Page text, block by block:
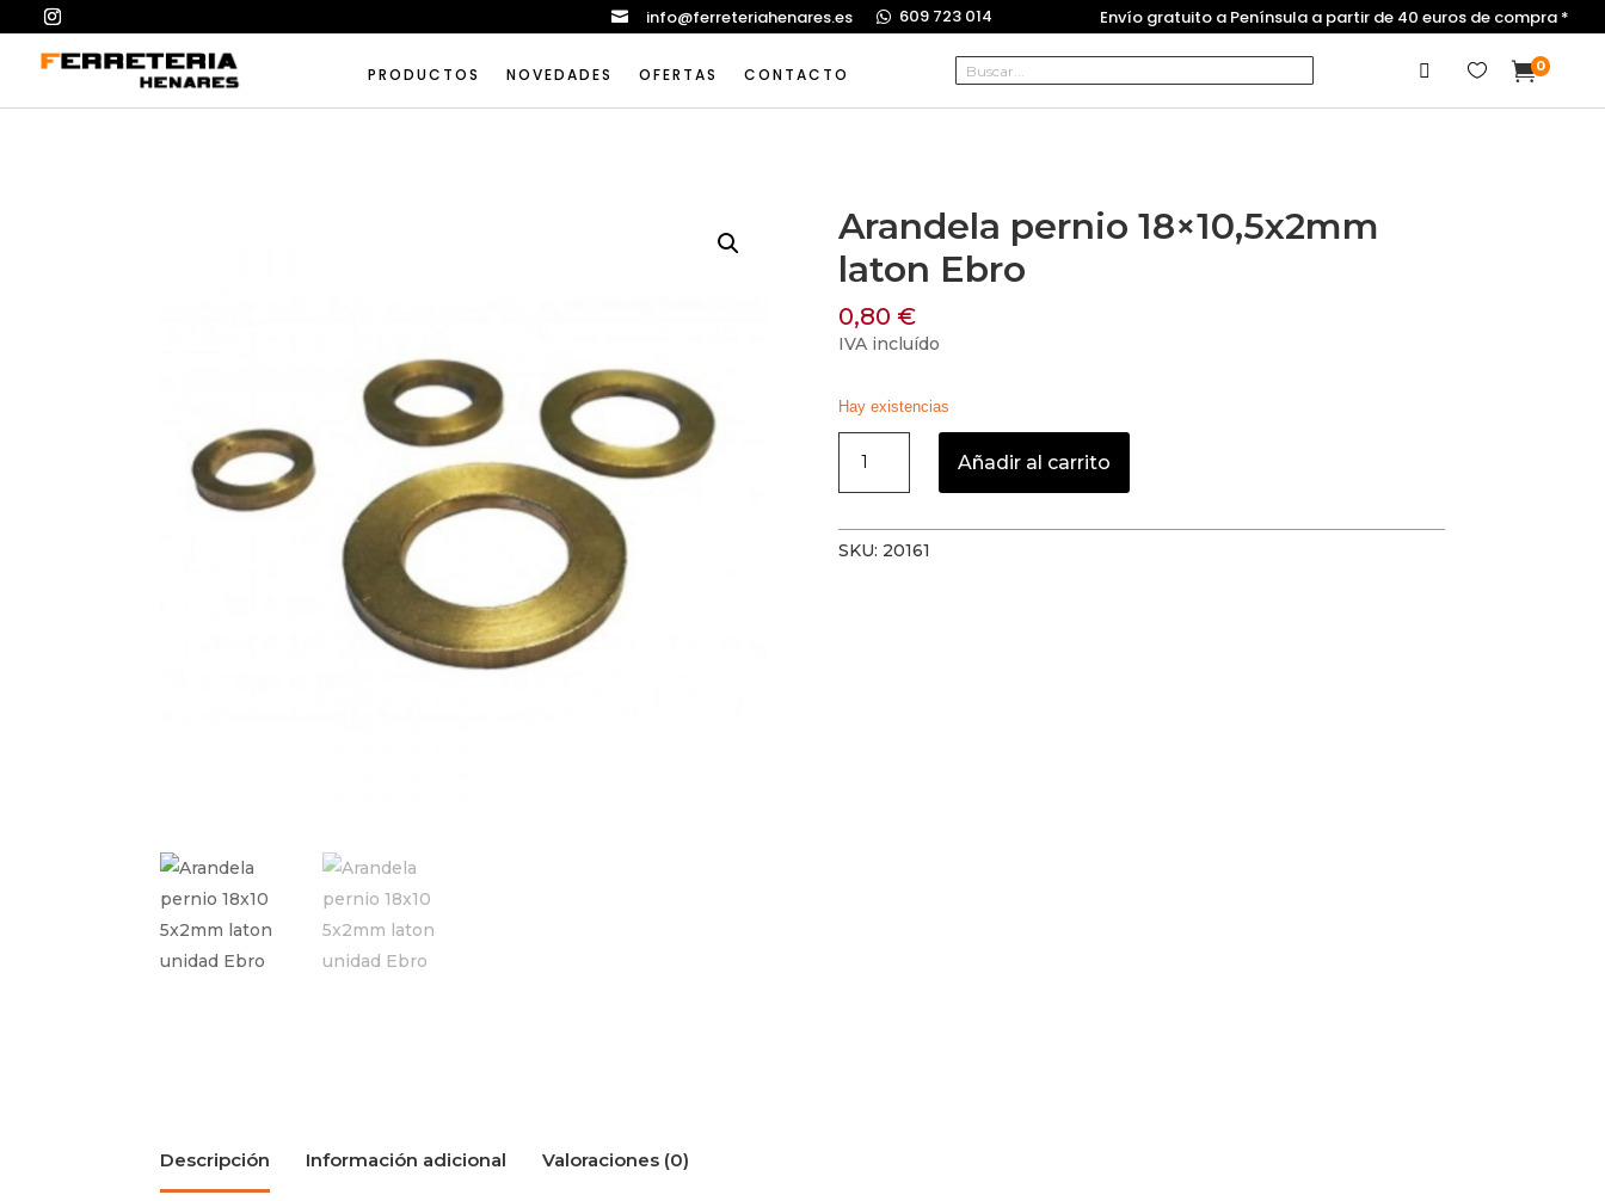
 info@ferreteriahenares.es  609 723 014 Envío gratuito a Península a partir de 40 euros de compra *
PRODUCTOS NOVEDADES OFERTAS CONTACTO   0
Arandela pernio 18×10,5x2mm
laton Ebro
0,80 €
IVA incluído
Hay existencias
pernio
18x10,5x2mm
laton
Ebro
Añadir al carrito
SKU: 20161
Descripción Información adicional Valoraciones (0)